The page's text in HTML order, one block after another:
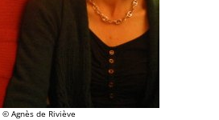
© Agnès de Riviève